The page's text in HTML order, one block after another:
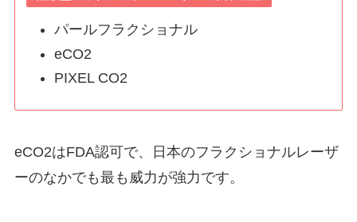
パールフラクショナル
eCO2
PIXEL CO2
eCO2はFDA認可で、日本のフラクショナルレーザ
ーのなかでも最も威力が強力です。